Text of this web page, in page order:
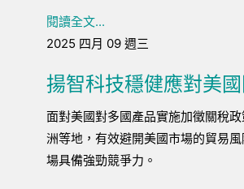
閱讀全文...
2025 四月 09 週三
揚智科技穩健應對美
面對美國對多國產品實施加徵關稅
洲等地，有效避開美國市場的貿易
場具備強勁競爭力。